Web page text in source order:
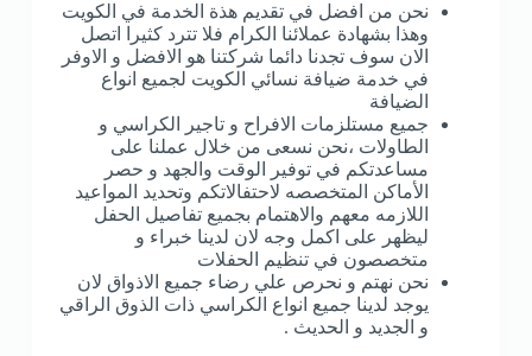
نحن من افضل في تقديم هذة الخدمة في الكويت
وهذا بشهادة عملائنا الكرام فلا تترد كثيرا اتصل
الان سوف تجدنا دائما شركتنا هو الافضل و الاوفر
في خدمة ضيافة نسائي الكويت لجميع انواع
الضيافة
جميع مستلزمات الافراح و تاجير الكراسي و
الطاولات ،نحن نسعى من خلال عملنا على
مساعدتكم في توفير الوقت والجهد و حصر
الأماكن المتخصصه لاحتفالاتكم وتحديد المواعيد
اللازمه معهم والاهتمام بجميع تفاصيل الحفل
ليظهر على اكمل وجه لان لدينا خبراء و
متخصصون في تنظيم الحفلات
نحن نهتم و نحرص علي رضاء جميع الاذواق لان
يوجد لدينا جميع انواع الكراسي ذات الذوق الراقي
و الجديد و الحديث .